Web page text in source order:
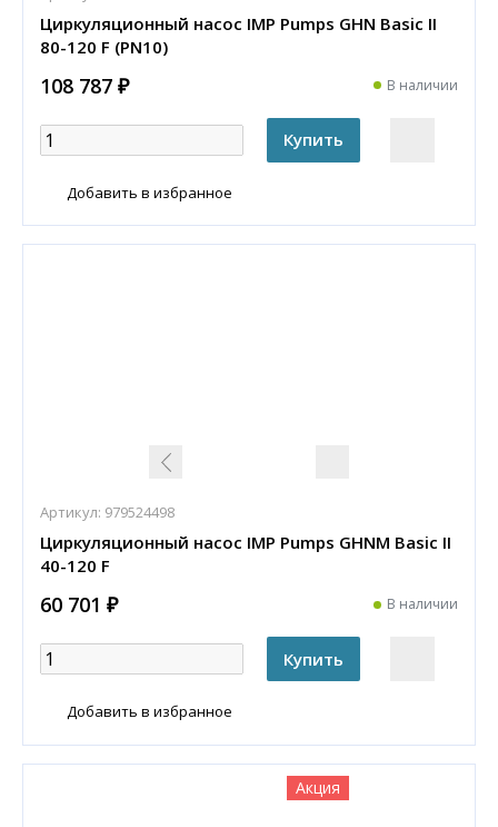
Циркуляционный насос IMP Pumps GHN Basic II
80-120 F (PN10)
108 787 ₽ В наличии
Добавить в избранное
Артикул: 979524498
Циркуляционный насос IMP Pumps GHNM Basic II
40-120 F
60 701 ₽ В наличии
Добавить в избранное
Акция